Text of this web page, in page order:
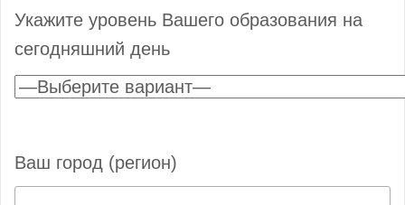
Укажите уровень Вашего образования на
сегодняшний день
Ваш город (регион)